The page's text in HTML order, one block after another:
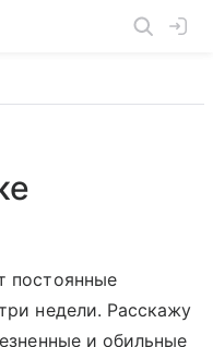
постоянные
недели. Расскажу
и обильные